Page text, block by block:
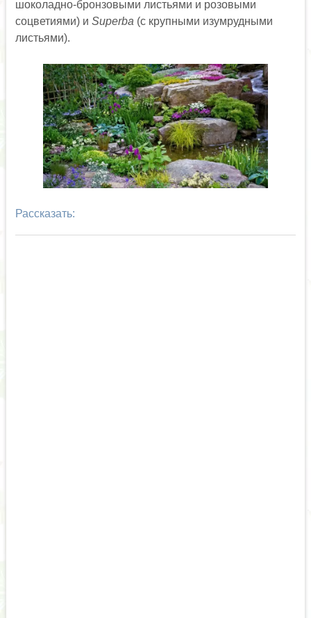
шоколадно-бронзовыми листьями и розовыми
соцветиями) и Superba (с крупными изумрудными
листьями).
Рассказать: